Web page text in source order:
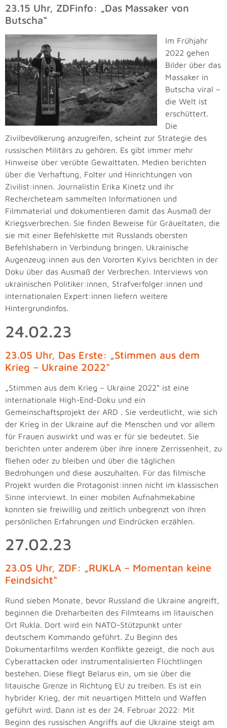
23.15 Uhr, ZDFinfo: „Das Massaker von
Butscha“
Im Frühjahr
2022 gehen
Bilder über das
Massaker in
Butscha viral –
die Welt ist
erschüttert.
Die
Zivilbevölkerung anzugreifen, scheint zur Strategie des
russischen Militärs zu gehören. Es gibt immer mehr
Hinweise über verübte Gewalttaten. Medien berichten
über die Verhaftung, Folter und Hinrichtungen von
Zivilist:innen. Journalistin Erika Kinetz und ihr
Rechercheteam sammelten Informationen und
Filmmaterial und dokumentieren damit das Ausmaß der
Kriegsverbrechen. Sie finden Beweise für Gräueltaten, die
sie mit einer Befehlskette mit Russlands obersten
Befehlshabern in Verbindung bringen. Ukrainische
Augenzeug:innen aus den Vororten Kyivs berichten in der
Doku über das Ausmaß der Verbrechen. Interviews von
ukrainischen Politiker:innen, Strafverfolger:innen und
internationalen Expert:innen liefern weitere
Hintergrundinfos.
24.02.23
23.05 Uhr, Das Erste: „Stimmen aus dem
Krieg – Ukraine 2022“
„Stimmen aus dem Krieg – Ukraine 2022“ ist eine
internationale High-End-Doku und ein
Gemeinschaftsprojekt der ARD . Sie verdeutlicht, wie sich
der Krieg in der Ukraine auf die Menschen und vor allem
für Frauen auswirkt und was er für sie bedeutet. Sie
berichten unter anderem über ihre innere Zerrissenheit, zu
fliehen oder zu bleiben und über die täglichen
Bedrohungen und diese auszuhalten. Für das filmische
Projekt wurden die Protagonist:innen nicht im klassischen
Sinne interviewt. In einer mobilen Aufnahmekabine
konnten sie freiwillig und zeitlich unbegrenzt von ihren
persönlichen Erfahrungen und Eindrücken erzählen.
27.02.23
23.05 Uhr, ZDF: „RUKLA – Momentan keine
Feindsicht“
Rund sieben Monate, bevor Russland die Ukraine angreift,
beginnen die Dreharbeiten des Filmteams im litauischen
Ort Rukla. Dort wird ein NATO-Stützpunkt unter
deutschem Kommando geführt. Zu Beginn des
Dokumentarfilms werden Konflikte gezeigt, die noch aus
Cyberattacken oder instrumentalisierten Flüchtlingen
bestehen. Diese fliegt Belarus ein, um sie über die
litauische Grenze in Richtung EU zu treiben. Es ist ein
hybrider Krieg, der mit neuartigen Mitteln und Waffen
geführt wird. Dann ist es der 24. Februar 2022: Mit
Beginn des russischen Angriffs auf die Ukraine steigt am